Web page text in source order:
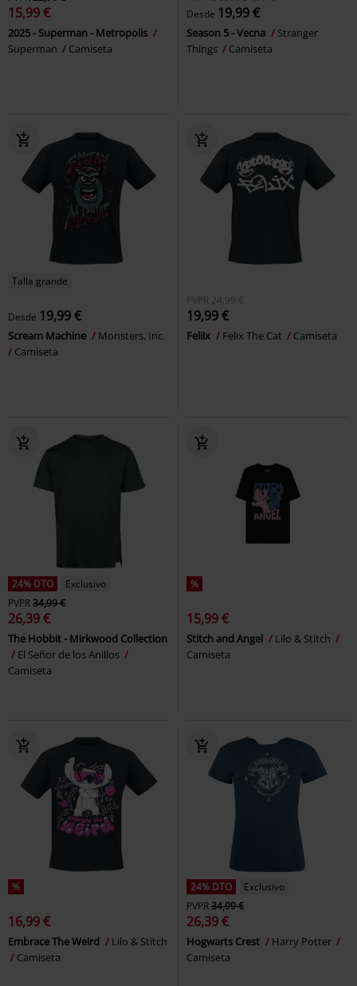
15,99 €
2025 - Superman - Metropolis
Superman
Camiseta
Desde 19,99 €
Season 5 - Vecna
Stranger
Things
Camiseta
Talla grande
Desde 19,99 €
Scream Machine
Monsters, Inc.
Camiseta
PVPR 24,99 €
19,99 €
Felilx Felix The Cat Camiseta
24% DTO
Exclusivo
PVPR34,99 €
26,39 €
The Hobbit - Mirkwood Collection
El Señor de los Anillos
Camiseta
%
15,99 €
Stitch and Angel
Lilo & Stitch
Camiseta
%
16,99 €
Embrace The Weird
Lilo & Stitch
Camiseta
24% DTO
Exclusivo
PVPR34,99 €
26,39 €
Hogwarts Crest
Harry Potter
Camiseta